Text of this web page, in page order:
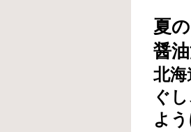
夏
醤
北
ぐ
よ